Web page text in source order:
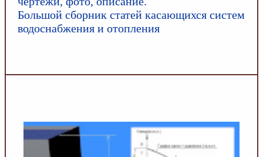
Большой сборник статей касающихся систем
водоснабжения и отопления